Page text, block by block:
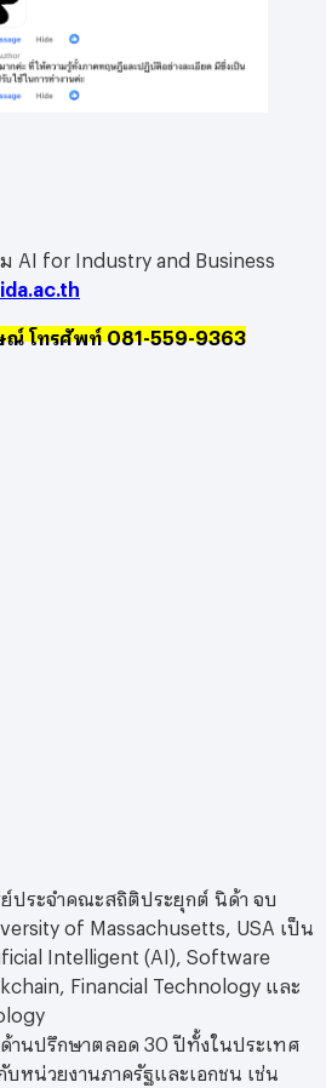
AI for Industry and Business
ณ์ โทรศัพท์ 081-559-9363
ย์ประจำคณะสถิติประยุกต์ นิด้า จบ
of Massachusetts, USA เป็น
Intelligent (AI), Software
Financial Technology และ
านปรึกษาตลอด 30 ปีทั้งในประเทศ
บหน่วยงานภาครัฐและเอกชน เช่น